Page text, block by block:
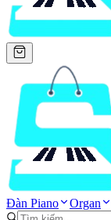
Đàn Piano
Organ